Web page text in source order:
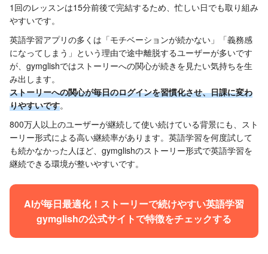
1回のレッスンは15分前後で完結するため、忙しい日でも取り組み
やすいです。
英語学習アプリの多くは「モチベーションが続かない」「義務感
になってしまう」という理由で途中離脱するユーザーが多いです
が、gymglishではストーリーへの関心が続きを見たい気持ちを生
み出します。
ストーリーへの関心が毎日のログインを習慣化させ、日課に変わ
りやすいです。
800万人以上のユーザーが継続して使い続けている背景にも、スト
ーリー形式による高い継続率があります。英語学習を何度試して
も続かなかった人ほど、gymglishのストーリー形式で英語学習を
継続できる環境が整いやすいです。
AIが毎日最適化！ストーリーで続けやすい英語学習
gymglishの公式サイトで特徴をチェックする